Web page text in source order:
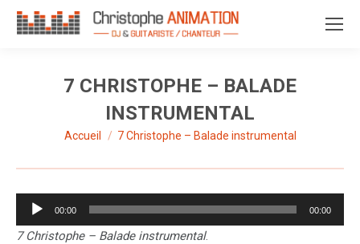
7 CHRISTOPHE – BALADE
INSTRUMENTAL
Vous êtes ici :
Accueil 7 Christophe – Balade instrumental
Lecteur
audio
00:00 00:00
7 Christophe – Balade instrumental.